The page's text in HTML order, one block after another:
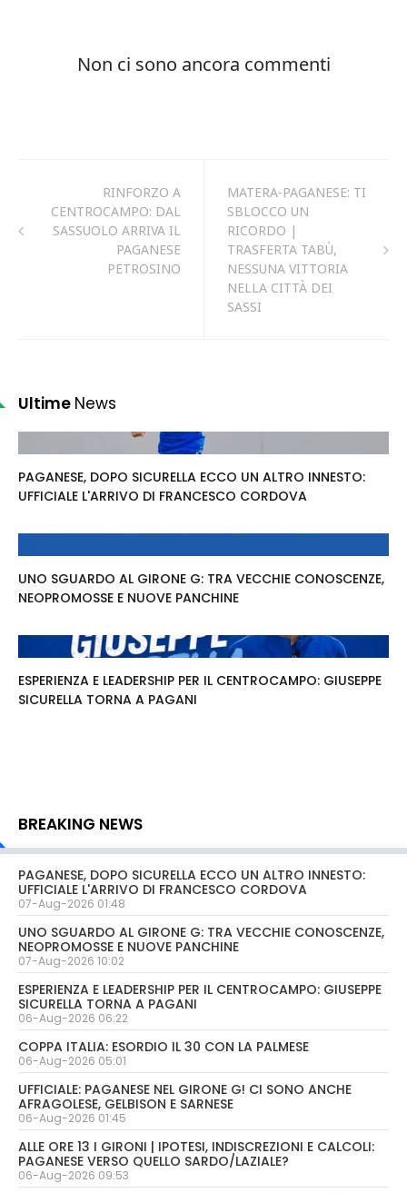
RINFORZO A
CENTROCAMPO: DAL
SASSUOLO ARRIVA IL
PAGANESE
PETROSINO
MATERA-PAGANESE: TI
SBLOCCO UN
RICORDO |
TRASFERTA TABÙ,
NESSUNA VITTORIA
NELLA CITTÀ DEI
SASSI
Ultime News
PAGANESE, DOPO SICURELLA ECCO UN ALTRO INNESTO:
UFFICIALE L'ARRIVO DI FRANCESCO CORDOVA
UNO SGUARDO AL GIRONE G: TRA VECCHIE CONOSCENZE,
NEOPROMOSSE E NUOVE PANCHINE
ESPERIENZA E LEADERSHIP PER IL CENTROCAMPO: GIUSEPPE
SICURELLA TORNA A PAGANI
BREAKING NEWS
PAGANESE, DOPO SICURELLA ECCO UN ALTRO INNESTO:
UFFICIALE L'ARRIVO DI FRANCESCO CORDOVA
07-Aug-2026 01:48
UNO SGUARDO AL GIRONE G: TRA VECCHIE CONOSCENZE,
NEOPROMOSSE E NUOVE PANCHINE
07-Aug-2026 10:02
ESPERIENZA E LEADERSHIP PER IL CENTROCAMPO: GIUSEPPE
SICURELLA TORNA A PAGANI
06-Aug-2026 06:22
COPPA ITALIA: ESORDIO IL 30 CON LA PALMESE
06-Aug-2026 05:01
UFFICIALE: PAGANESE NEL GIRONE G! CI SONO ANCHE
AFRAGOLESE, GELBISON E SARNESE
06-Aug-2026 01:45
ALLE ORE 13 I GIRONI | IPOTESI, INDISCREZIONI E CALCOLI:
PAGANESE VERSO QUELLO SARDO/LAZIALE?
06-Aug-2026 09:53